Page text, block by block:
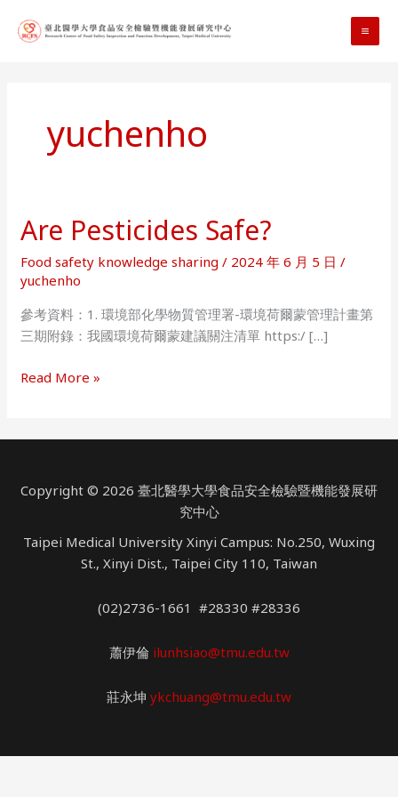
yuchenho
Are Pesticides Safe?
Food safety knowledge sharing / 2024 年 6 月 5 日/
yuchenho
參考資料：1. 環境部化學物質管理署-環境荷爾蒙管理計畫第
三期附錄：我國環境荷爾蒙建議關注清單 https:/ […]
Are
Read More »
Copyright © 2026 臺北醫學大學食品安全檢驗暨機能發展研
究中心
Taipei Medical University Xinyi Campus: No.250, Wuxing
St., Xinyi Dist., Taipei City 110, Taiwan
(02)2736-1661 #28330 #28336
蕭伊倫 ilunhsiao@tmu.edu.tw
莊永坤 ykchuang@tmu.edu.tw